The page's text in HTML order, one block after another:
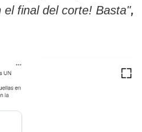
el final del corte! Basta",